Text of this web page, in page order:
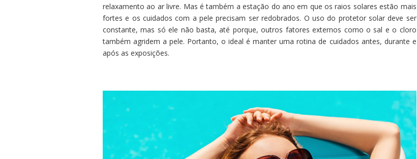
relaxamento ao ar livre. Mas é também a estação do ano em que os raios solares estão mais
fortes e os cuidados com a pele precisam ser redobrados. O uso do protetor solar deve ser
constante, mas só ele não basta, até porque, outros fatores externos como o sal e o cloro
também agridem a pele. Portanto, o ideal é manter uma rotina de cuidados antes, durante e
após as exposições.